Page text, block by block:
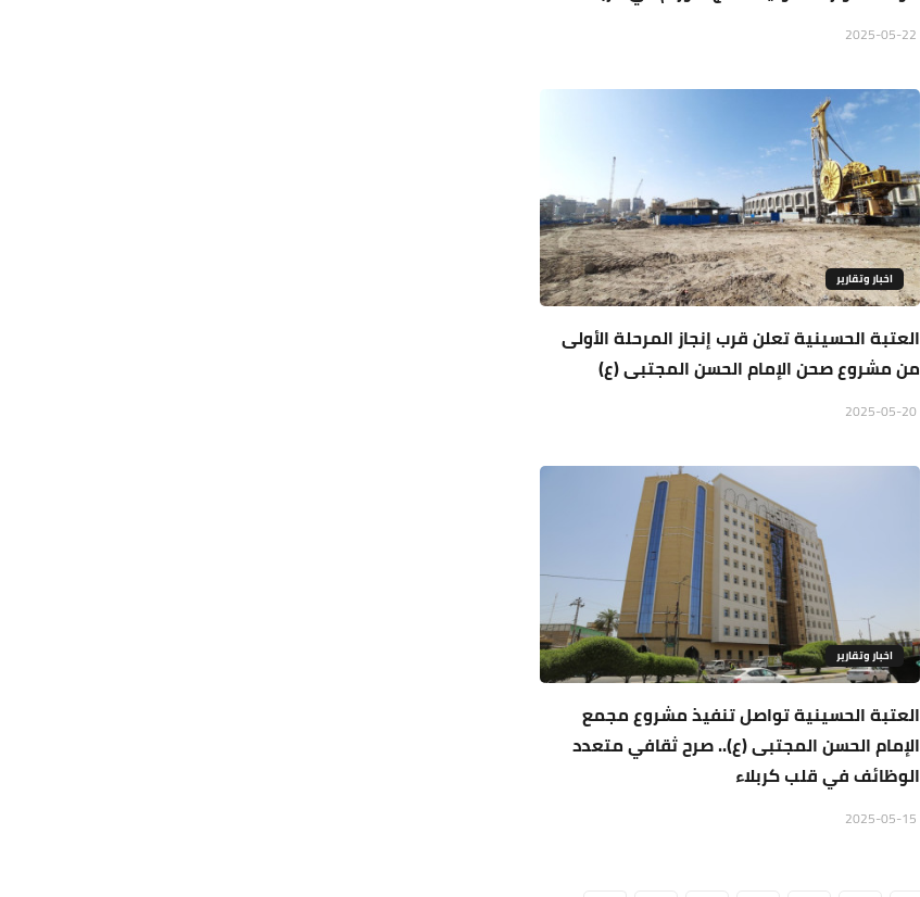
اخبار وتقارير
العتبة الحسينية تعلن قرب إنجاز المرحلة الأولى
من مشروع صحن الإمام الحسن المجتبى (ع)
اخبار وتقارير
العتبة الحسينية تواصل تنفيذ مشروع مجمع
الإمام الحسن المجتبى (ع).. صرح ثقافي متعدد
الوظائف في قلب كربلاء